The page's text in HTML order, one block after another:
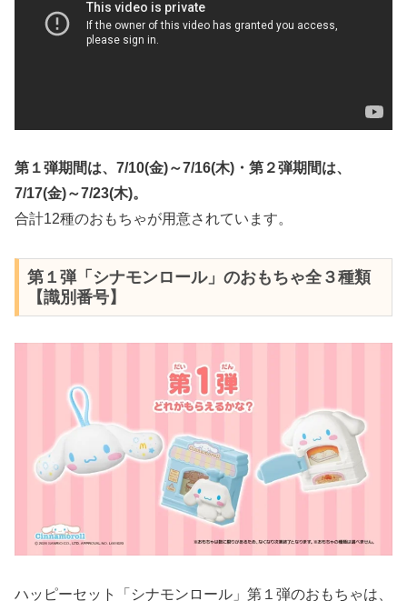
第１弾期間は、 7/10(金)～7/16(木) ・第２弾期間は、
7/17(金)～7/23(木)。
合計12種のおもちゃが用意されています。
第１弾「シナモンロール」のおもちゃ全３種類
【識別番号】
ハッピーセット「シナモンロール」第１弾のおもちゃは、